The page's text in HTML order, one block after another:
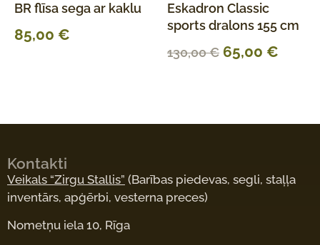
BR flīsa sega ar kaklu
85,00 €
Eskadron Classic
sports dralons 155 cm
130,00€ 65,00 €
Kontakti
Veikals “Zirgu Stallis” (Barības piedevas, segli, staļļa
inventārs, apģērbi, vesterna preces)
Nometņu iela 10, Rīga